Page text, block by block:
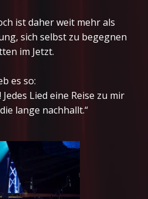
ist daher weit mehr als
sich selbst zu begegnen
im Jetzt.
es so:
Lied eine Reise zu mir
lange nachhallt.“